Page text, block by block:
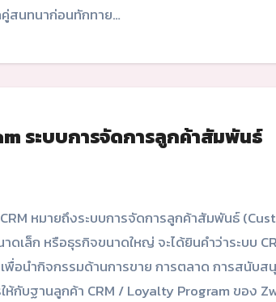
สนทนาก่อนทักทาย…
ระบบการจัดการลูกค้าสัมพันธ์
เล็ก หรือธุรกิจขนาดใหญ่ จะได้ยินคำว่าระบบ
พื่อนำกิจกรรมด้านการขาย การตลาด การสนับส
ห้กับฐานลูกค้า CRM / Loyalty Program ของ